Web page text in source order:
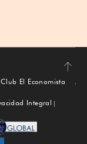
Subir
Club El Economista
Integral